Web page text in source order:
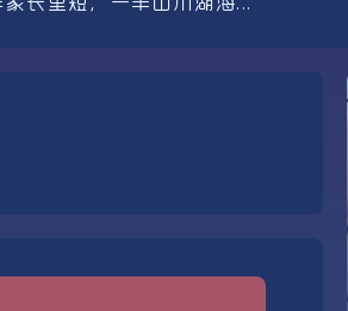
家长里短，一半山川湖海...